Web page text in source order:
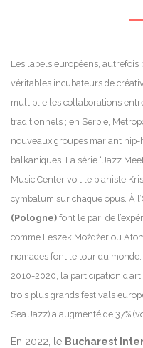
Les labels européens,
véritables incubateurs de
multiplie les collaborations
traditionnels ; en Serbie,
nouveaux groupes mariant
balkaniques. La série “Jazz
Music Center voit le pianiste
cymbalum sur chaque opus. À
(Pologne) font le pari de
comme Leszek Możdżer ou
nomades font le tour du
2010-2020, la participation
trois plus grands festivals
Sea Jazz) a augmenté de 37%
En 2022, le Bucharest